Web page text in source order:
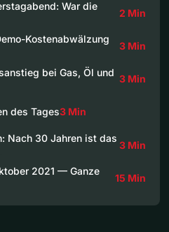
War die
2 Min
Kostenabwälzung
3 Min
bei Gas, Öl und
3 Min
des Tages3 Min
Nach 30 Jahren ist das
3 Min
2021 — Ganze
15 Min